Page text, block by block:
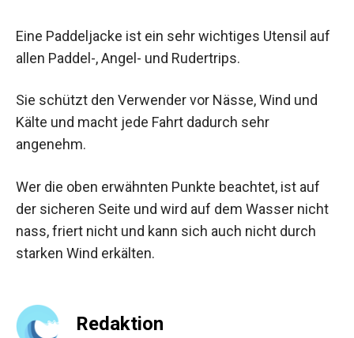
Eine Paddeljacke ist ein sehr wichtiges Utensil auf
allen Paddel-, Angel- und Rudertrips.
Sie schützt den Verwender vor Nässe, Wind und
Kälte und macht jede Fahrt dadurch sehr
angenehm.
Wer die oben erwähnten Punkte beachtet, ist auf
der sicheren Seite und wird auf dem Wasser nicht
nass, friert nicht und kann sich auch nicht durch
starken Wind erkälten.
Redaktion